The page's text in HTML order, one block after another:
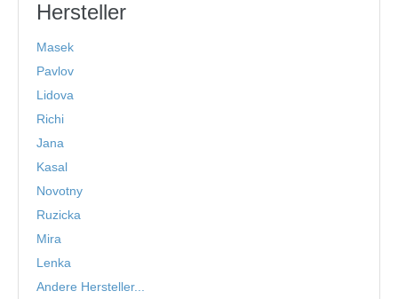
Hersteller
Masek
Pavlov
Lidova
Richi
Jana
Kasal
Novotny
Ruzicka
Mira
Lenka
Andere Hersteller...